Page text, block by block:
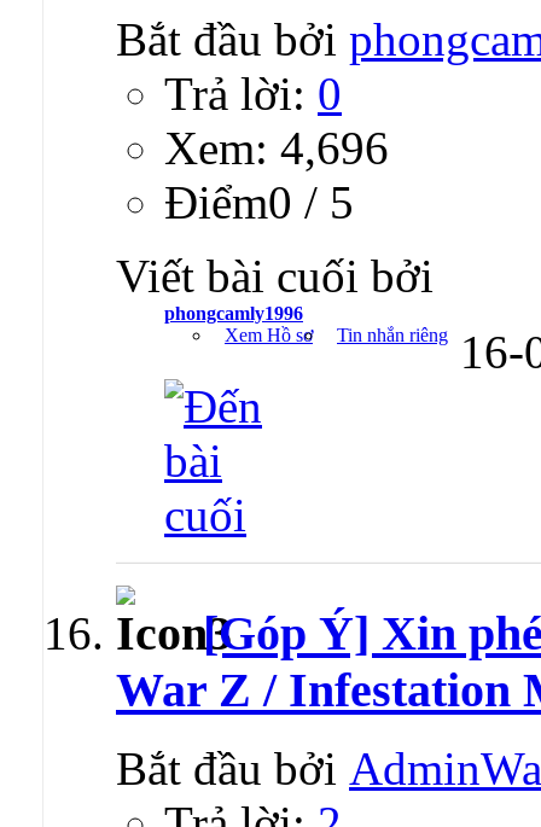
Bắt đầu bởi
Trả lời: 0
Xem: 4,696
Ðiểm0 / 5
Viết bài cuối bởi
phongcamly1996
Xem Hồ sơ
Tin nhắn riêng
[Góp Ý] Xin
War Z / Infestation
Bắt đầu bởi